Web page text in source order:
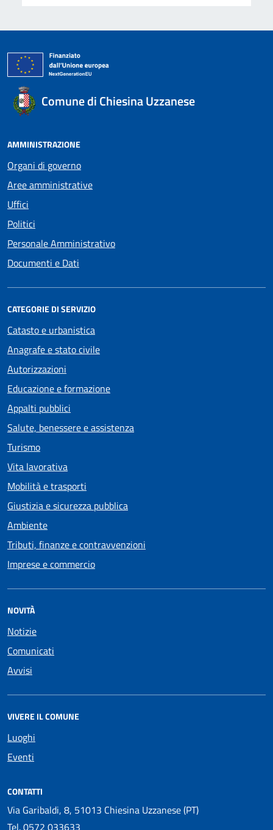
Comune di Chiesina Uzzanese
AMMINISTRAZIONE
Organi di governo
Aree amministrative
Uffici
Politici
Personale Amministrativo
Documenti e Dati
CATEGORIE DI SERVIZIO
Catasto e urbanistica
Anagrafe e stato civile
Autorizzazioni
Educazione e formazione
Appalti pubblici
Salute, benessere e assistenza
Turismo
Vita lavorativa
Mobilità e trasporti
Giustizia e sicurezza pubblica
Ambiente
Tributi, finanze e contravvenzioni
Imprese e commercio
NOVITÀ
Notizie
Comunicati
Avvisi
VIVERE IL COMUNE
Luoghi
Eventi
CONTATTI
Via Garibaldi, 8, 51013 Chiesina Uzzanese (PT)
Tel.0572 033633